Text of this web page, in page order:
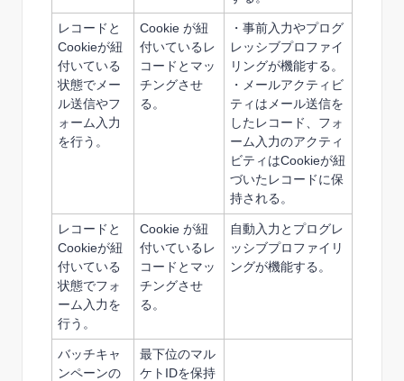
レコードと
Cookieが紐
付いている
状態で メー
ル送信やフ
ォーム入力
を行う。
Cookie が紐
付いているレ
コードとマッ
チングさせ
る。
・事前入力やプログ
レッシブプロファイ
リングが機能する。
・メールアクティビ
ティはメール送信を
したレコード、フォ
ーム入力のアクティ
ビティはCookieが紐
づいたレコードに保
持される。
レコードと
Cookieが紐
付いている
状態でフォ
ーム入力を
行う。
Cookie が紐
付いているレ
コードとマッ
チングさせ
る。
自動入力とプログレ
ッシブプロファイリ
ングが機能する。
バッチキャ
ンペーンの
最下位のマル
ケトIDを保持